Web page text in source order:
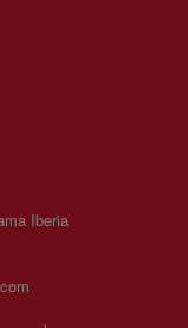
Iberia